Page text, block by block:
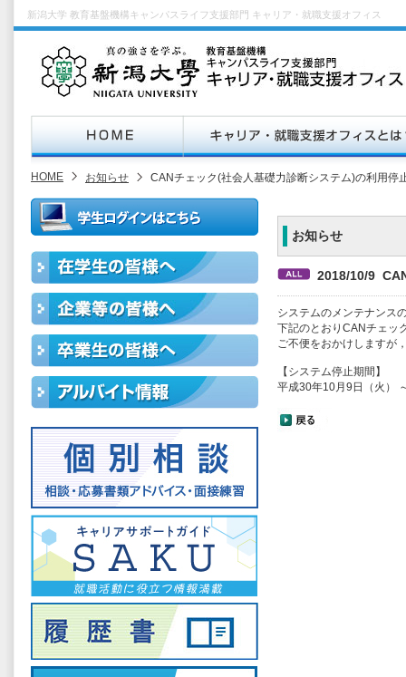
新潟大学 教育基盤機構キャンパスライフ支援部門 キャリア・就職支援オフィス
HOME お知らせ CANチェック(社会人基礎力診断システム)の利用停
お知らせ
2018/10/9
システムのメンテナンス
下記のとおりCANチェッ
ご不便をおかけしますが
【システム停止期間】
平成30年10月9日（火）